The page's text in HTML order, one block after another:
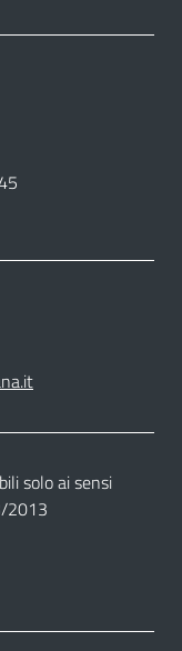
solo ai sensi
2013